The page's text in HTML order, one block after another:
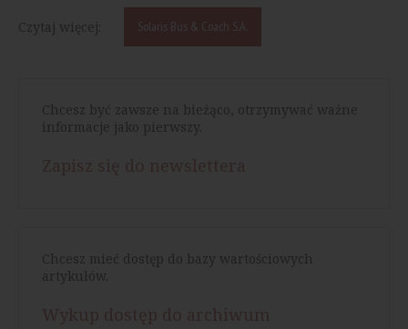
Czytaj więcej: Solaris Bus & Coach S.A.
Chcesz być zawsze na bieżąco, otrzymywać ważne
informacje jako pierwszy.
Chcesz mieć dostęp do bazy wartościowych
artykułów.